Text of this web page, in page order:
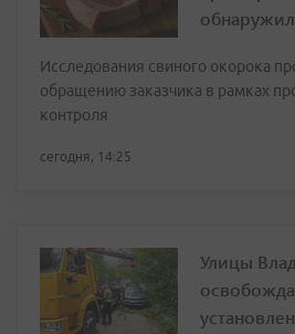
Исследования свиного окорока
обращению заказчика в рамках
контроля
сегодня, 14:25
Улицы